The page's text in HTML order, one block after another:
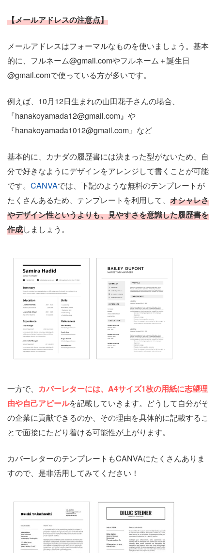
【メールアドレスの注意点】
メールアドレスはフォーマルなものを使いましょう。基本
的に、フルネーム@gmail.comやフルネーム＋誕生日
@gmail.comで使っている方が多いです。
例えば、10月12日生まれの山田花子さんの場合、
『hanakoyamada12@gmail.com』や
『hanakoyamada1012@gmail.com』など
基本的に、カナダの履歴書には決まった型がないため、自
分で好きなようにデザインをアレンジして書くことが可能
です。 CANVAでは、下記のような無料のテンプレートが
たくさんあるため、テンプレートを利用して、 オシャレさ
やデザイン性というよりも、見やすさを意識した履歴書を
作成しましょう。
一方で、 カバーレターには、A4サイズ1枚の用紙に志望理
由や自己アピールを記載していきます。どうして自分がそ
の企業に貢献できるのか、その理由を具体的に記載するこ
とで面接にたどり着ける可能性が上がります。
カバーレターのテンプレートもCANVAにたくさんありま
すので、是非活用してみてください！